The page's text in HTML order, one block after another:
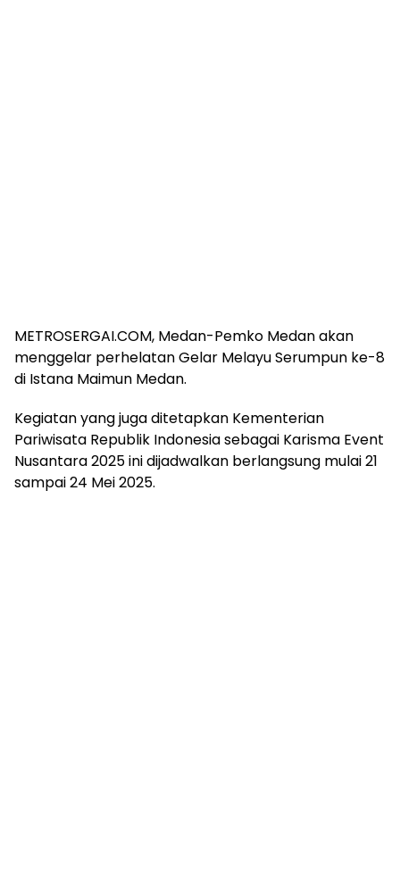
METROSERGAI.COM, Medan-Pemko Medan akan
menggelar perhelatan Gelar Melayu Serumpun ke-8
di Istana Maimun Medan.
Kegiatan yang juga ditetapkan Kementerian
Pariwisata Republik Indonesia sebagai Karisma Event
Nusantara 2025 ini dijadwalkan berlangsung mulai 21
sampai 24 Mei 2025.